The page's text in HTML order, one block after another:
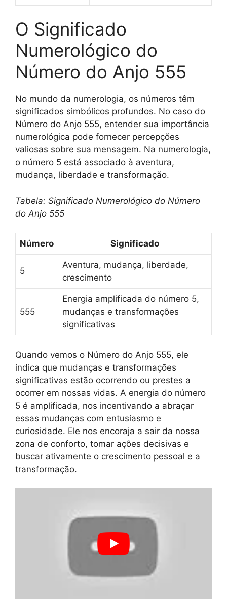
O Significado
Numerológico do
Número do Anjo 555
No mundo da numerologia, os números têm
significados simbólicos profundos. No caso do
Número do Anjo 555, entender sua importância
numerológica pode fornecer percepções
valiosas sobre sua mensagem. Na numerologia,
o número 5 está associado à aventura,
mudança, liberdade e transformação.
Tabela: Significado Numerológico do Número
do Anjo 555
Número Significado
5
Aventura, mudança, liberdade,
crescimento
555
Energia amplificada do número 5,
mudanças e transformações
significativas
Quando vemos o Número do Anjo 555, ele
indica que mudanças e transformações
significativas estão ocorrendo ou prestes a
ocorrer em nossas vidas. A energia do número
5 é amplificada, nos incentivando a abraçar
essas mudanças com entusiasmo e
curiosidade. Ele nos encoraja a sair da nossa
zona de conforto, tomar ações decisivas e
buscar ativamente o crescimento pessoal e a
transformação.